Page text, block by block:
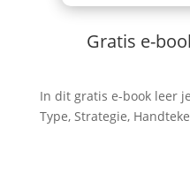
Gratis e-
In dit gratis e-book leer
Type, Strategie,